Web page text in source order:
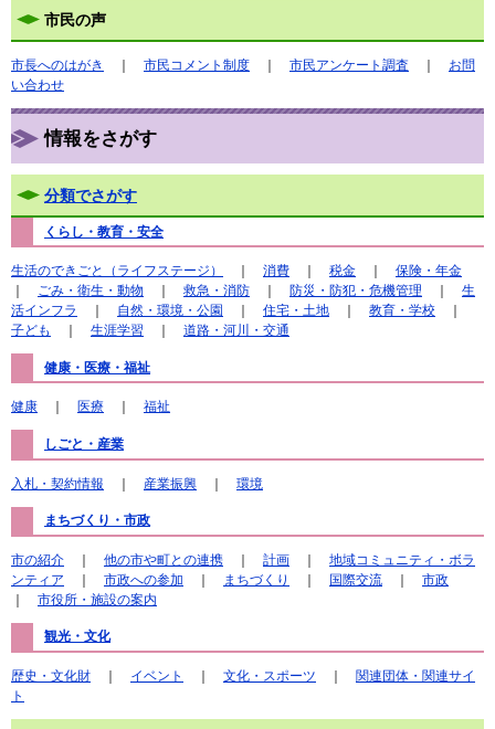
市民の声
市長へのはがき 市民コメント制度 市民アンケート調査
お問
い合わせ
情報をさがす
分類でさがす
くらし・教育・安全
生活のできごと（ライフステージ） 消費 税金
保険・年金
ごみ・衛生・動物 救急・消防 防災・防犯・危機管理
生
活インフラ
自然・環境・公園 住宅・土地 教育・学校
子ども
生涯学習 道路・河川・交通
健康・医療・福祉
健康 医療 福祉
しごと・産業
入札・契約情報 ｜ 産業振興 ｜ 環境
まちづくり・市政
市の紹介 ｜ 他の市や町との連携 ｜ 計画 ｜ 地域コミュニティ・ボラ
ンティア ｜ 市政への参加 ｜ まちづくり ｜ 国際交流 ｜ 市政
｜ 市役所・施設の案内
観光・文化
歴史・文化財 イベント 文化・スポーツ
関連団体・関連サイ
ト